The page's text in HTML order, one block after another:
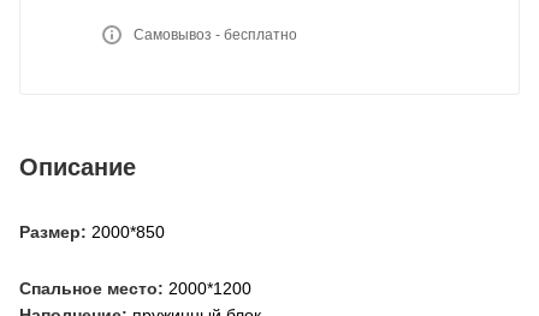
Самовывоз - бесплатно
Описание
Размер: 2000*850
Спальное место: 2000*1200